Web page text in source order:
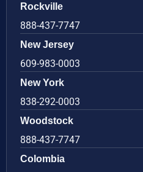
Rockville
888-437-7747
New Jersey
609-983-0003
New York
838-292-0003
Woodstock
888-437-7747
Colombia